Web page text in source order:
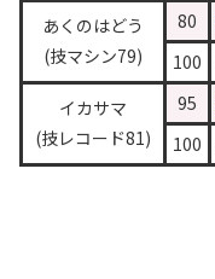
あくのはどう
(技マシン79)
80
100
イカサマ
(技レコード81)
95
100